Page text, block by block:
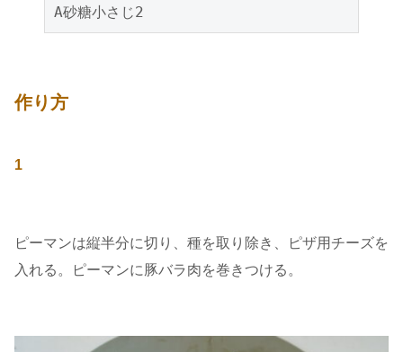
A砂糖小さじ2
作り方
1
ピーマンは縦半分に切り、種を取り除き、ピザ用チーズを
入れる。ピーマンに豚バラ肉を巻きつける。